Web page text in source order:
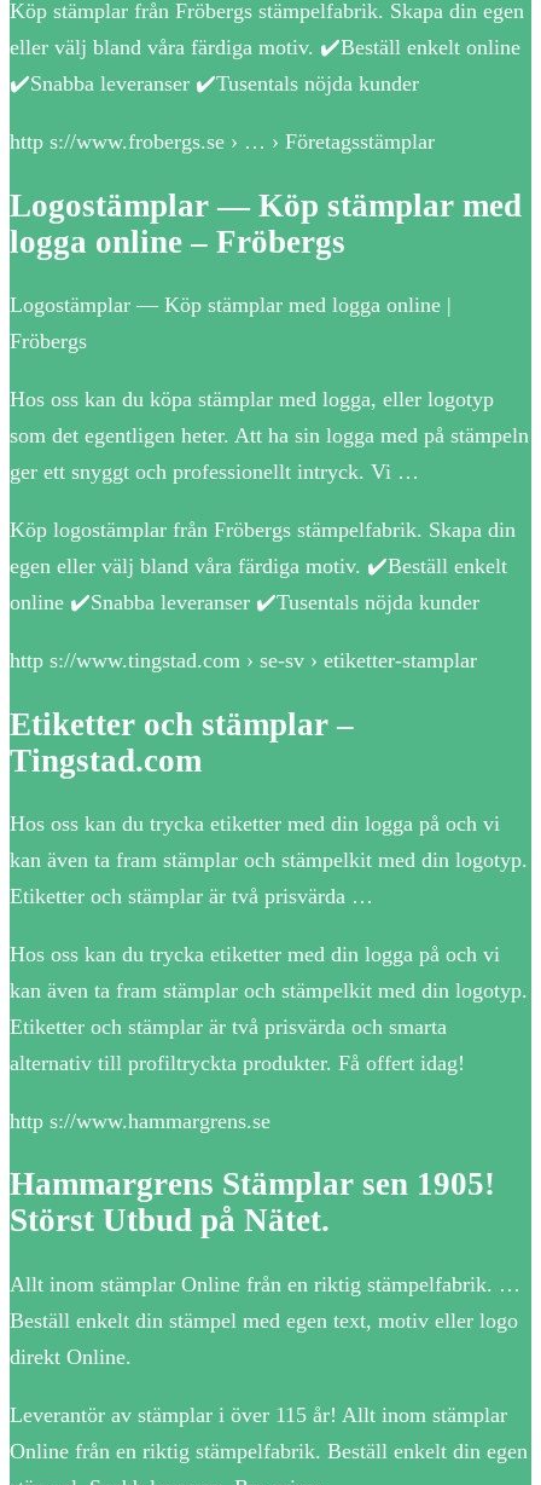
Köp stämplar från Fröbergs stämpelfabrik. Skapa din egen
eller välj bland våra färdiga motiv. ✔️Beställ enkelt online
✔️Snabba leveranser ✔️Tusentals nöjda kunder
http s://www.frobergs.se › … › Företagsstämplar
Logostämplar — Köp stämplar med
logga online – Fröbergs
Logostämplar — Köp stämplar med logga online |
Fröbergs
Hos oss kan du köpa stämplar med logga, eller logotyp
som det egentligen heter. Att ha sin logga med på stämpeln
ger ett snyggt och professionellt intryck. Vi …
Köp logostämplar från Fröbergs stämpelfabrik. Skapa din
egen eller välj bland våra färdiga motiv. ✔️Beställ enkelt
online ✔️Snabba leveranser ✔️Tusentals nöjda kunder
http s://www.tingstad.com › se-sv › etiketter-stamplar
Etiketter och stämplar –
Tingstad.com
Hos oss kan du trycka etiketter med din logga på och vi
kan även ta fram stämplar och stämpelkit med din logotyp.
Etiketter och stämplar är två prisvärda …
Hos oss kan du trycka etiketter med din logga på och vi
kan även ta fram stämplar och stämpelkit med din logotyp.
Etiketter och stämplar är två prisvärda och smarta
alternativ till profiltryckta produkter. Få offert idag!
http s://www.hammargrens.se
Hammargrens Stämplar sen 1905!
Störst Utbud på Nätet.
Allt inom stämplar Online från en riktig stämpelfabrik. …
Beställ enkelt din stämpel med egen text, motiv eller logo
direkt Online.
Leverantör av stämplar i över 115 år! Allt inom stämplar
Online från en riktig stämpelfabrik. Beställ enkelt din egen